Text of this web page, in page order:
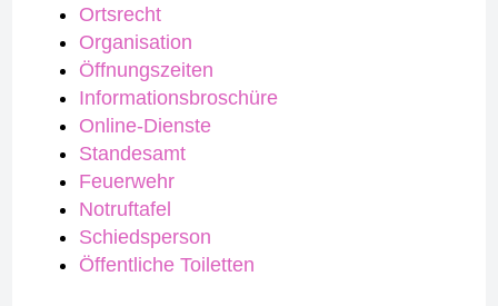
Ortsrecht
Organisation
Öffnungszeiten
Informationsbroschüre
Online-Dienste
Standesamt
Feuerwehr
Notruftafel
Schiedsperson
Öffentliche Toiletten